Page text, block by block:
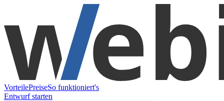
VorteilePreiseSo funktioniert's
Entwurf starten